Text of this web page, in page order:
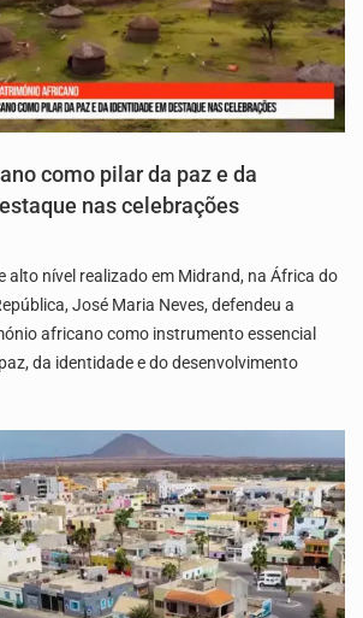
como pilar da paz e da
nas celebrações
alto nível realizado em Midrand, na África do
José Maria Neves, defendeu a
africano como instrumento essencial
da identidade e do desenvolvimento